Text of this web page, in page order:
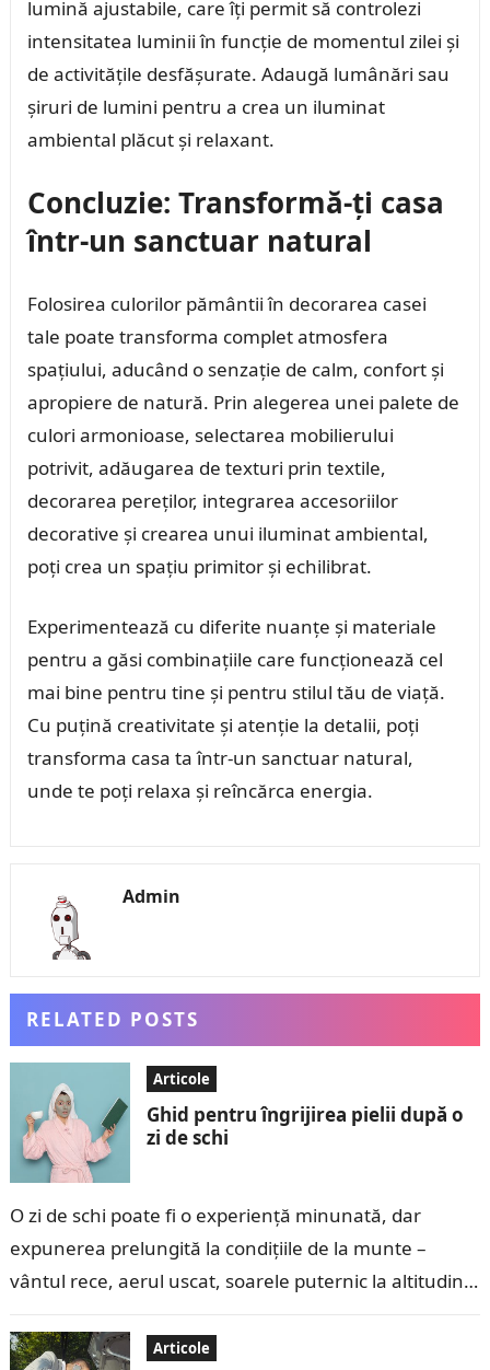
lumină ajustabile, care îți permit să controlezi
intensitatea luminii în funcție de momentul zilei și
de activitățile desfășurate. Adaugă lumânări sau
șiruri de lumini pentru a crea un iluminat
ambiental plăcut și relaxant.
Concluzie: Transformă-ți casa
într-un sanctuar natural
Folosirea culorilor pământii în decorarea casei
tale poate transforma complet atmosfera
spațiului, aducând o senzație de calm, confort și
apropiere de natură. Prin alegerea unei palete de
culori armonioase, selectarea mobilierului
potrivit, adăugarea de texturi prin textile,
decorarea pereților, integrarea accesoriilor
decorative și crearea unui iluminat ambiental,
poți crea un spațiu primitor și echilibrat.
Experimentează cu diferite nuanțe și materiale
pentru a găsi combinațiile care funcționează cel
mai bine pentru tine și pentru stilul tău de viață.
Cu puțină creativitate și atenție la detalii, poți
transforma casa ta într-un sanctuar natural,
unde te poți relaxa și reîncărca energia.
Admin
RELATED POSTS
Articole
Ghid pentru îngrijirea pielii după o
zi de schi
O zi de schi poate fi o experiență minunată, dar
expunerea prelungită la condițiile de la munte –
vântul rece, aerul uscat, soarele puternic la altitudini
Articole